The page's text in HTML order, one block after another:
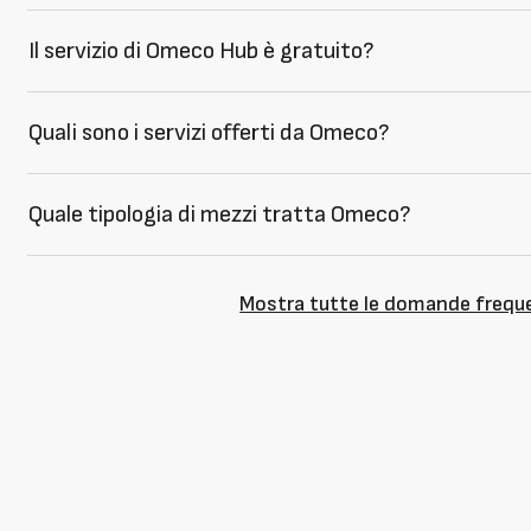
Il servizio di Omeco Hub è gratuito?
Quali sono i servizi offerti da Omeco?
Quale tipologia di mezzi tratta Omeco?
Mostra tutte le domande